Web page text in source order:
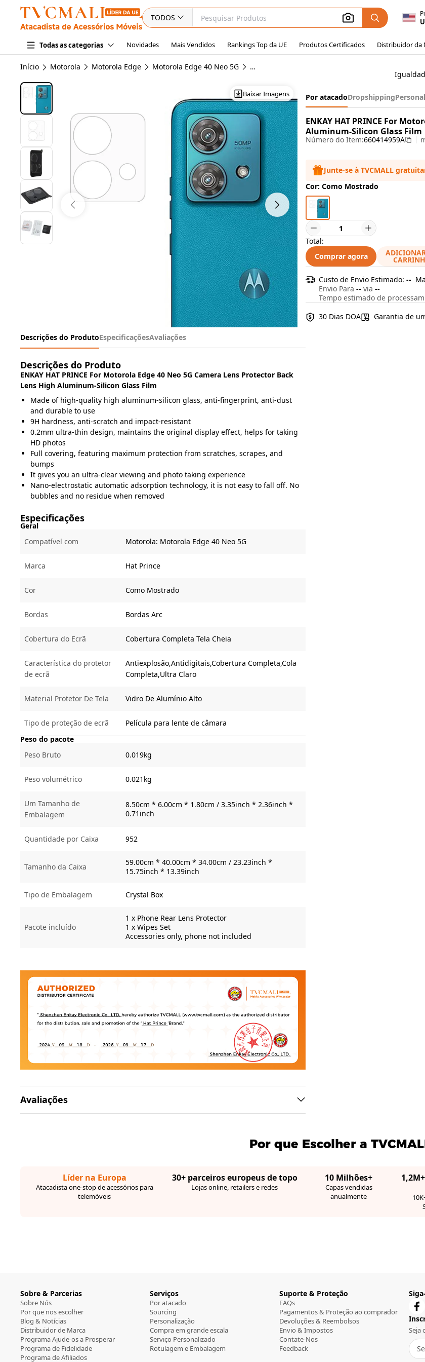
TODOS
Todas as categorias Novidades Mais Vendidos Rankings Top da UE Produtos Certificados Distribuidor da
Início Motorola Motorola Edge Motorola Edge 40 Neo 5G Protetores de ecrã Motorola Edge 40 Neo 5G
Baixar Imagens
Descrições do ProdutoEspecificaçõesAvaliações
Descrições do Produto
ENKAY HAT PRINCE For Motorola Edge 40 Neo 5G Camera Lens Protector Back
Lens High Aluminum-Silicon Glass Film
Made of high-quality high aluminum-silicon glass, anti-fingerprint, anti-dust
and durable to use
9H hardness, anti-scratch and impact-resistant
0.2mm ultra-thin design, maintains the original display effect, helps for taking
HD photos
Full covering, featuring maximum protection from scratches, scrapes, and
bumps
It gives you an ultra-clear viewing and photo taking experience
Nano-electrostatic automatic adsorption technology, it is not easy to fall off. No
bubbles and no residue when removed
Especificações
Geral
Compatível com
Motorola: Motorola Edge 40 Neo 5G
Marca Hat Prince
Cor Como Mostrado
Bordas Bordas Arc
Cobertura do Ecrã Cobertura Completa Tela Cheia
Característica do protetor
de ecrã
Antiexplosão,Antidigitais,Cobertura Completa,Cola
Completa,Ultra Claro
Material Protetor De Tela Vidro De Alumínio Alto
Tipo de proteção de ecrã
Película para lente de câmara
Peso do pacote
Peso Bruto
0.019kg
Peso volumétrico 0.021kg
Um Tamanho de
Embalagem
8.50cm * 6.00cm * 1.80cm / 3.35inch * 2.36inch *
0.71inch
Quantidade por Caixa 952
Tamanho da Caixa
59.00cm * 40.00cm * 34.00cm / 23.23inch *
15.75inch * 13.39inch
Tipo de Embalagem Crystal Box
Pacote incluído
1 x Phone Rear Lens Protector
1 x Wipes Set
Accessories only, phone not included
Avaliações
Por atacadoDropshipping
ENKAY HAT PRINCE For
Aluminum-Silicon Glass Film
Número do Item:660414959A
Junte-se à TVCMALL
Cor: Como Mostrado
Total:
Comprar agora
Custo de Envio Estimado: --
Envio Para -- via --
Tempo estimado de
30 Dias DOA
Garantia de
Por que Escolher a
Líder na Europa
Atacadista one-stop de acessórios para
telemóveis
30+ parceiros europeus de topo
Lojas online, retailers e redes
10 Milhões+
Capas vendidas
anualmente
Sobre & Parcerias
Sobre Nós
Por que nos escolher
Blog & Notícias
Distribuidor de Marca
Programa Ajude-os a Prosperar
Programa de Fidelidade
Programa de Afiliados
Serviços
Por atacado
Sourcing
Personalização
Compra em grande escala
Serviço Personalizado
Rotulagem e Embalagem
Suporte & Proteção
FAQs
Pagamentos & Proteção ao comprador
Devoluções & Reembolsos
Envio & Impostos
Contate-Nos
Feedback
Seja